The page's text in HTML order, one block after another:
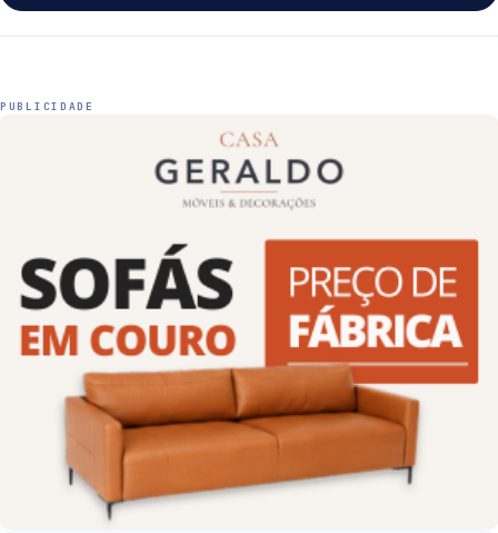
PUBLICIDADE